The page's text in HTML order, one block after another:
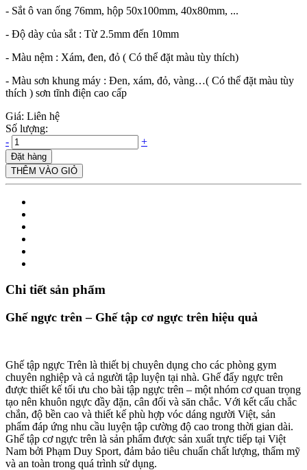
- Sắt ô van ống 76mm, hộp 50x100mm, 40x80mm, ...
- Độ dày của sắt : Từ 2.5mm đến 10mm
- Màu nệm : Xám, đen, đỏ ( Có thể đặt màu tùy thích)
- Màu sơn khung máy : Đen, xám, đỏ, vàng…( Có thể đặt màu tùy
thích ) sơn tĩnh điện cao cấp
Giá: Liên hệ
Số lượng:
-
+
Đặt hàng
THÊM VÀO GIỎ
Chi tiết sản phẩm
Ghế ngực trên – Ghế tập cơ ngực trên hiệu quả
Ghế tập ngực Trên là thiết bị chuyên dụng cho các phòng gym
chuyên nghiệp và cả người tập luyện tại nhà. Ghế đẩy ngực trên
được thiết kế tối ưu cho bài tập ngực trên – một nhóm cơ quan trọng
tạo nên khuôn ngực đầy đặn, cân đối và săn chắc. Với kết cấu chắc
chắn, độ bền cao và thiết kế phù hợp vóc dáng người Việt, sản
phẩm đáp ứng nhu cầu luyện tập cường độ cao trong thời gian dài.
Ghế tập cơ ngực trên là sản phẩm được sản xuất trực tiếp tại Việt
Nam bởi Phạm Duy Sport, đảm bảo tiêu chuẩn chất lượng, thẩm mỹ
và an toàn trong quá trình sử dụng.